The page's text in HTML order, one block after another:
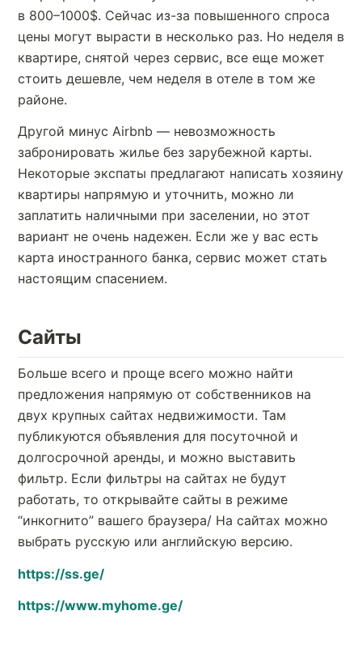
в 800–1000$. Сейчас из-за повышенного спроса
цены могут вырасти в несколько раз. Но неделя в
квартире, снятой через сервис, все еще может
стоить дешевле, чем неделя в отеле в том же
районе.
Другой минус Airbnb — невозможность
забронировать жилье без зарубежной карты.
Некоторые экспаты предлагают написать хозяину
квартиры напрямую и уточнить, можно ли
заплатить наличными при заселении, но этот
вариант не очень надежен. Если же у вас есть
карта иностранного банка, сервис может стать
настоящим спасением.
Сайты
Больше всего и проще всего можно найти
предложения напрямую от собственников на
двух крупных сайтах недвижимости. Там
публикуются объявления для посуточной и
долгосрочной аренды, и можно выставить
фильтр. Если фильтры на сайтах не будут
работать, то открывайте сайты в режиме
“инкогнито” вашего браузера/ На сайтах можно
выбрать русскую или английскую версию.
https://ss.ge/
https://www.myhome.ge/